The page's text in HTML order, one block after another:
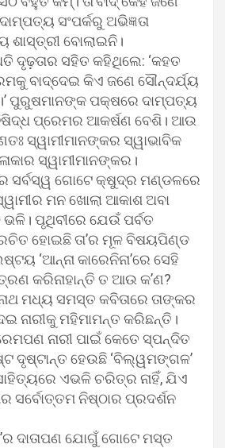
ସଂପର୍କରୁ ଅଭିଜ୍ଞତା
ଶାସ୍ତ୍ରୀ ବୋଲାଇନି।
ଦୃଢ଼ତାର ସହିତ କହିଥିଲେ: ‘କହତ
ବାଦ୍‌ଦେଇ କିଏ ଜଣେ ସୌନ୍ଦର୍ଯ୍ୟ
ପୁରୁଷମାନଙ୍କ ପକ୍ଷରେ ଦାମ୍ପତ୍ୟ
ପ୍ରେମର ଆକର୍ଷଣ ବେଶି। ଆଉ
ସ୍ୱାମୀମାନଙ୍କର ସ୍ୱାଭାବିକ
ସ୍ୱାମୀମାନଙ୍କର।
ସର୍ବସ୍ୱ ଗୋଟେ କ୍ଷୁଦ୍ର ମଣ୍ଡଳରେ
ମନ ଖୋଲା ଆକାଶ ଅବା
ପୃଥିବୀରେ ଯେଉଁ ପର୍ବତ
ହୋଇଛି ତା’ର ମୂଳ ବିଷୟପିଣ୍ଡ
‘ଆନ୍ନା କାରେନିନା’ରେ ସେହି
କରିନାହାନ୍ତି ତ ଆଉ କ’ଣ?
ମଧ୍ୟ ସମସ୍ତ କବିତାରେ ତାଙ୍କର
ନାରୀକୁ ମହିମାମନ୍ତ କରିଛନ୍ତି।
ନାରୀ ପାଇଁ କେତେ ସ୍ପନ୍ଦିତ
ଦୃଷ୍ଟାନ୍ତ ହେଉଛି ‘ବିଲ୍ୱମଙ୍ଗଳ’
ଏଭଳି ଚରିତ୍ର ନାହିଁ, ଯିଏ
ସର୍ବୋତ୍ତମ ନିଷ୍ଠାର ପ୍ରଦର୍ଶନ
ଦାତାପଣ ଯୋଗୁଁ ଗୋଟେ ମସ୍ତ